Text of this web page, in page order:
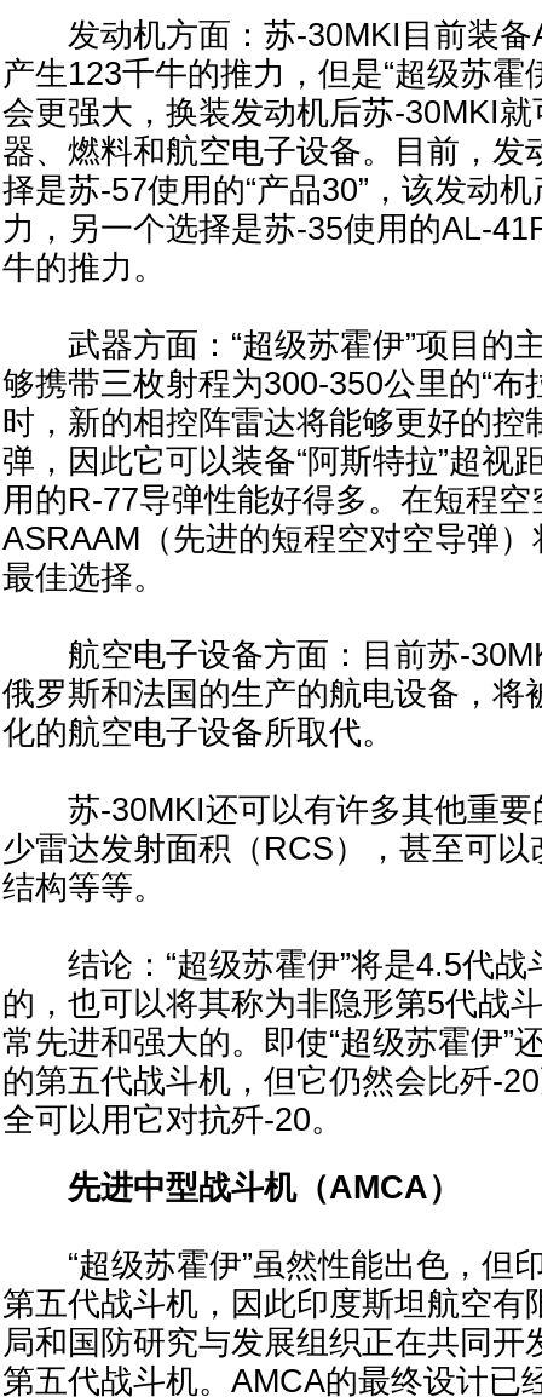
发动机方面：苏-30MKI目前装备
产生123千牛的推力，但是“超级苏霍
会更强大，换装发动机后苏-30MKI
器、燃料和航空电子设备。目前，发
择是苏-57使用的“产品30”，该发动
力，另一个选择是苏-35使用的AL-
牛的推力。
武器方面：“超级苏霍伊”项目的
够携带三枚射程为300-350公里的“布
时，新的相控阵雷达将能够更好的控
弹，因此它可以装备“阿斯特拉”超视
用的R-77导弹性能好得多。在短程空
ASRAAM（先进的短程空对空导弹）
最佳选择。
航空电子设备方面：目前苏-
俄罗斯和法国的生产的航电设备，将
化的航空电子设备所取代。
苏-30MKI还可以有许多其他重要
少雷达发射面积（RCS），甚至可
结构等等。
结论：“超级苏霍伊”将是4.5代战
的，也可以将其称为非隐形第5代战
常先进和强大的。即使“超级苏霍伊”
的第五代战斗机，但它仍然会比歼-
全可以用它对抗歼-20。
先进中型战斗机（AMCA）
“超级苏霍伊”虽然性能出色，但
第五代战斗机，因此印度斯坦航空有
局和国防研究与发展组织正在共同开
第五代战斗机。AMCA的最终设计已